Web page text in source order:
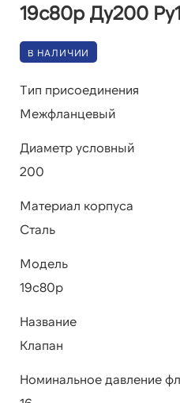
19с80р Ду200
В НАЛИЧИИ
Тип присоединения
Межфланцевый
Диаметр условный
200
Материал корпуса
Сталь
Модель
19с80р
Название
Клапан
Номинальное давление